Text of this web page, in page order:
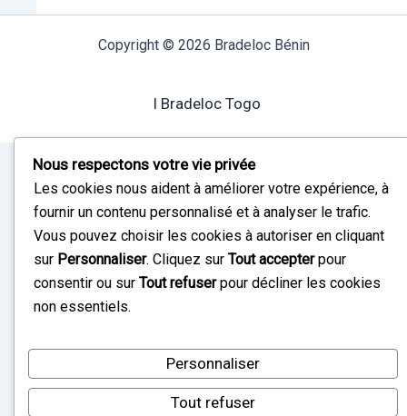
Copyright © 2026 Bradeloc Bénin
I Bradeloc Togo
Nous respectons votre vie privée
Les cookies nous aident à améliorer votre expérience, à
fournir un contenu personnalisé et à analyser le trafic.
Vous pouvez choisir les cookies à autoriser en cliquant
sur Personnaliser. Cliquez sur Tout accepterpour
consentir ou sur Tout refuserpour décliner les cookies
non essentiels.
Personnaliser
Tout refuser